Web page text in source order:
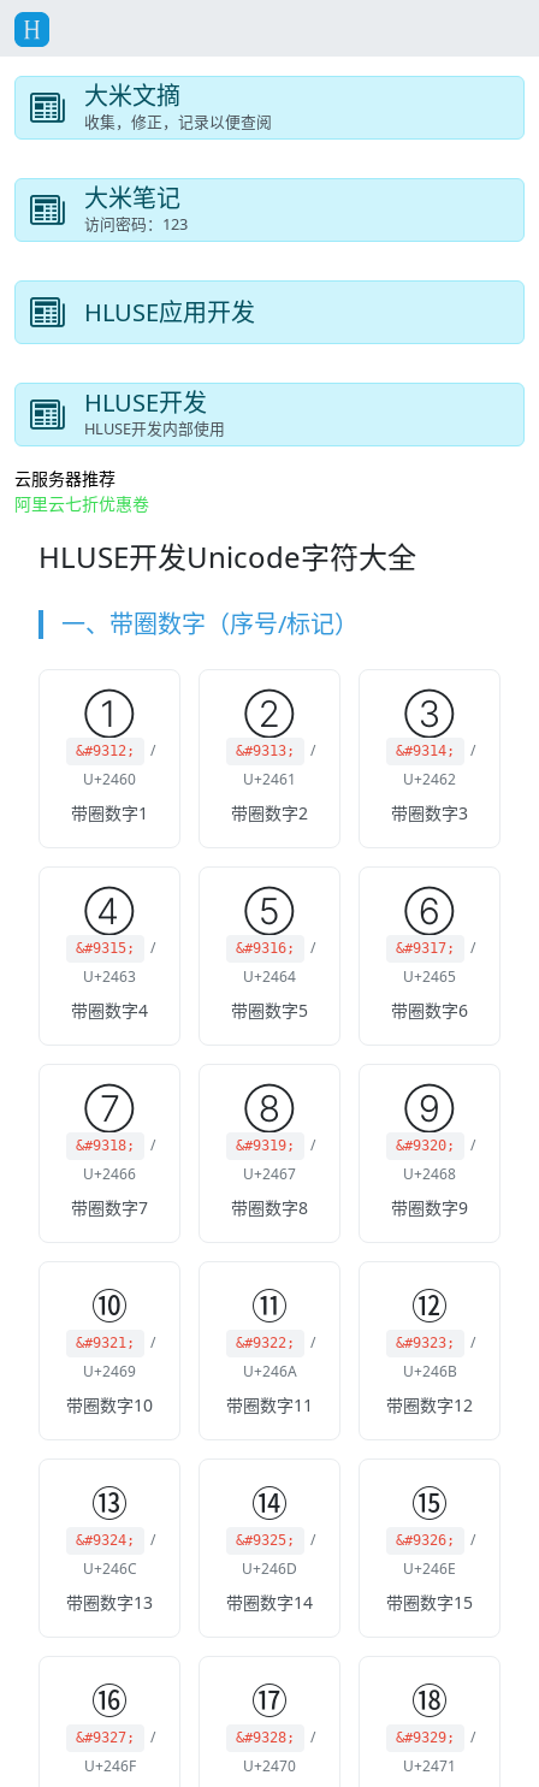
大米文摘
收集，修正，记录以便查阅
大米笔记
访问密码：123
HLUSE应用开发
HLUSE开发
HLUSE开发内部使用
云服务器推荐
阿里云七折优惠卷
HLUSE开发Unicode字符大全
一、带圈数字（序号/标记）
①
&#9312;
/
U+2460
带圈数字1
②
&#9313;
/
U+2461
带圈数字2
③
&#9314;
/
U+2462
带圈数字3
④
&#9315;
/
U+2463
带圈数字4
⑤
&#9316;
/
U+2464
带圈数字5
⑥
&#9317;
/
U+2465
带圈数字6
⑦
&#9318;
/
U+2466
带圈数字7
⑧
&#9319;
/
U+2467
带圈数字8
⑨
&#9320;
/
U+2468
带圈数字9
⑩
&#9321;
/
U+2469
带圈数字10
⑪
&#9322;
/
U+246A
带圈数字11
⑫
&#9323;
/
U+246B
带圈数字12
⑬
&#9324;
/
U+246C
带圈数字13
⑭
&#9325;
/
U+246D
带圈数字14
⑮
&#9326;
/
U+246E
带圈数字15
⑯
&#9327;
/
U+246F
⑰
&#9328;
/
U+2470
⑱
&#9329;
/
U+2471